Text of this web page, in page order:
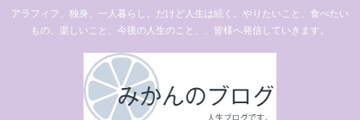
アラフィフ、独身、一人暮らし。だけど人生は続く。やりたいこと、食べたい
もの、楽しいこと、今後の人生のこと、、皆様へ発信していきます。